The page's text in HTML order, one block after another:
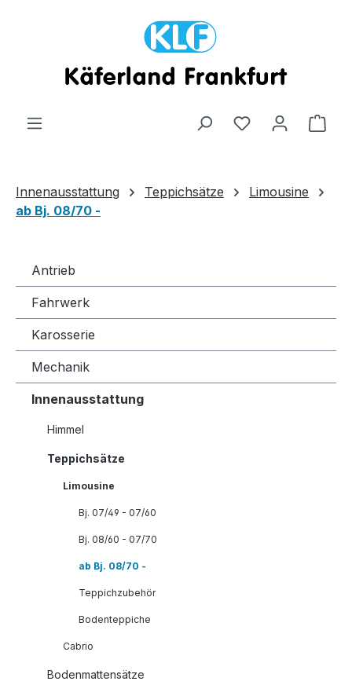
Zum Hauptinhalt springen
Innenausstattung Teppichsätze
Limousine
ab Bj. 08/70 -
Antrieb
Fahrwerk
Karosserie
Mechanik
Innenausstattung
Himmel
Teppichsätze
Limousine
Bj. 07/49 - 07/60
Bj. 08/60 - 07/70
ab Bj. 08/70 -
Teppichzubehör
Bodenteppiche
Cabrio
Bodenmattensätze